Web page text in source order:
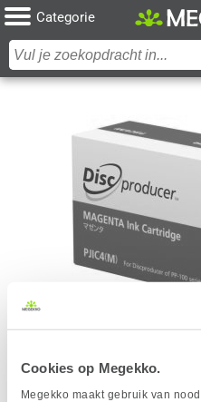
Cookies op Megekko.
Megekko maakt gebruik van
Categorie
EPSON C13S020691
ORIGINEEL MAGENTA